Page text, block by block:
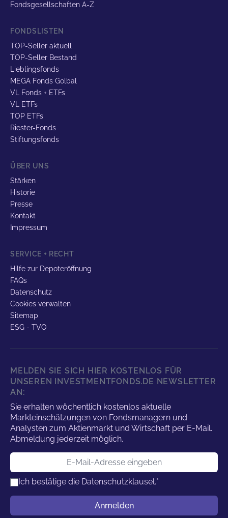
Fondsgesellschaften A-Z
FONDSLISTEN
TOP-Seller aktuell
TOP-Seller Bestand
Lieblingsfonds
MEGA Fonds Golbal
VL Fonds + ETFs
VL ETFs
TOP ETFs
Riester-Fonds
Stiftungsfonds
ÜBER UNS
Stärken
Historie
Presse
Kontakt
Impressum
SERVICE + RECHT
Hilfe zur Depoteröffnung
FAQs
Datenschutz
Cookies verwalten
Sitemap
ESG - TVO
MELDEN SIE SICH HIER KOSTENLOS FÜR
UNSEREN INVESTMENTFONDS.DE NEWSLETTER
AN:
Sie erhalten wöchentlich kostenlos aktuelle
Markteinschätzungen von Fondsmanagern und
Analysten zum Aktienmarkt und Wirtschaft per E-Mail.
Abmeldung jederzeit möglich.
E-Mail-Adresse
Ich bestätige die Datenschutzklausel.*
Anmelden